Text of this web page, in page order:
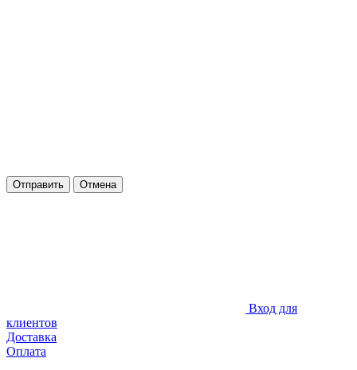
Отправить Отмена
Вход для
клиентов
Доставка
Оплата